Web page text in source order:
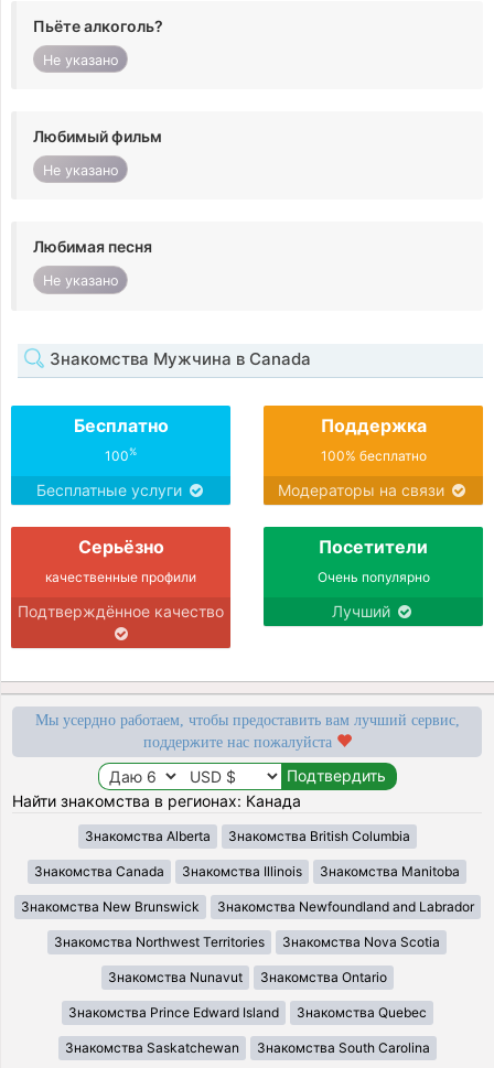
Пьёте алкоголь?
Не указано
Любимый фильм
Не указано
Любимая песня
Не указано
Знакомства Мужчина в Canada
Бесплатно
100%
Бесплатные услуги
Поддержка
100% бесплатно
Модераторы на связи
Серьёзно
качественные профили
Подтверждённое качество
Посетители
Очень популярно
Лучший
Мы усердно работаем, чтобы предоставить вам лучший сервис,
поддержите нас пожалуйста
Найти знакомства в регионах: Канада
Знакомства Alberta Знакомства British Columbia
Знакомства Canada Знакомства Illinois Знакомства Manitoba
Знакомства New Brunswick Знакомства Newfoundland and Labrador
Знакомства Northwest Territories Знакомства Nova Scotia
Знакомства Nunavut Знакомства Ontario
Знакомства Prince Edward Island Знакомства Quebec
Знакомства Saskatchewan Знакомства South Carolina